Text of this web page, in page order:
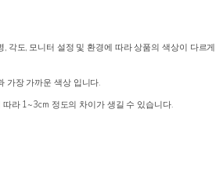
각도, 모니터 설정 및 환경에 따라 상품의 색상이 다르게
가장 가까운 색상 입니다.
라 1~3cm 정도의 차이가 생길 수 있습니다.